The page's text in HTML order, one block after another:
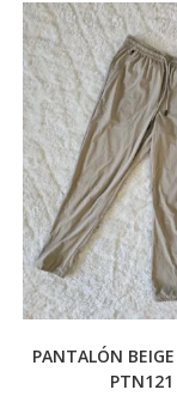
PANTALÓN
PTN121